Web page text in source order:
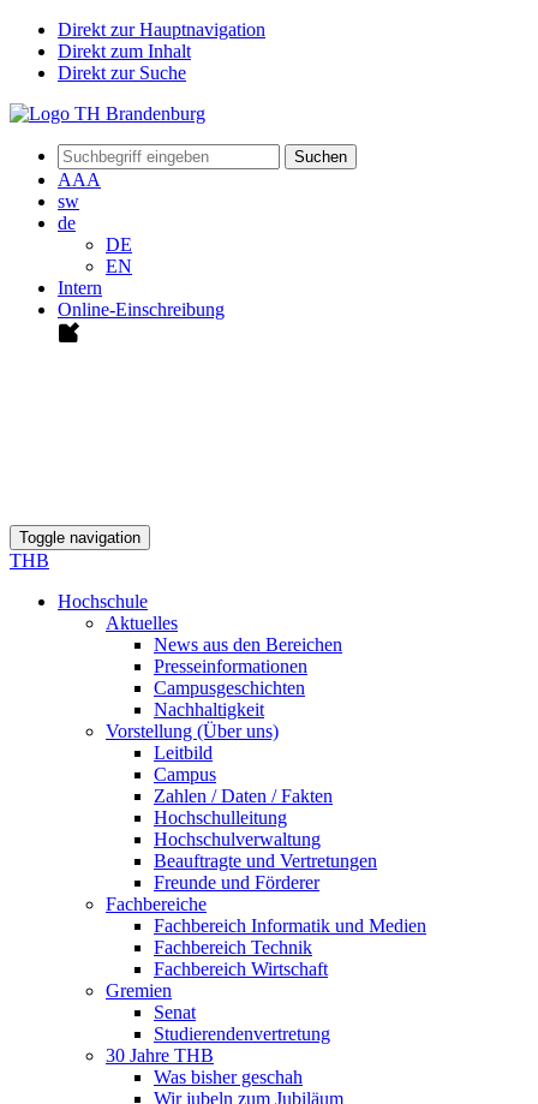
Direkt zur Hauptnavigation
Direkt zum Inhalt
Direkt zur Suche
Suchen
AAA
sw
de
DE
EN
Intern
Online-Einschreibung
Toggle navigation
THB
Hochschule
Aktuelles
News aus den Bereichen
Presseinformationen
Campusgeschichten
Nachhaltigkeit
Vorstellung (Über uns)
Leitbild
Campus
Zahlen / Daten / Fakten
Hochschulleitung
Hochschulverwaltung
Beauftragte und Vertretungen
Freunde und Förderer
Fachbereiche
Fachbereich Informatik und Medien
Fachbereich Technik
Fachbereich Wirtschaft
Gremien
Senat
Studierendenvertretung
30 Jahre THB
Was bisher geschah
Wir jubeln zum Jubiläum